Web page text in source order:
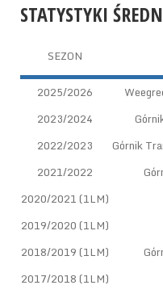
STATYSTYKI
SEZON
2025/2026
2023/2024
2022/2023
Górnik
2021/2022
2020/2021 (1LM)
2019/2020 (1LM)
2018/2019 (1LM)
2017/2018 (1LM)